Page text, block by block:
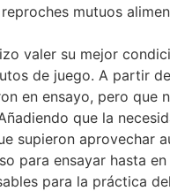
mutuos
valer su mejor
de juego. A partir
en ensayo, pero que
que la
supieron aprovechar
para ensayar hasta
para la práctica